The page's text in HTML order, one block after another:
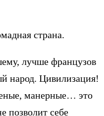
страна.
лучше французов
народ. Цивилизация!
манерные… это
позволит себе